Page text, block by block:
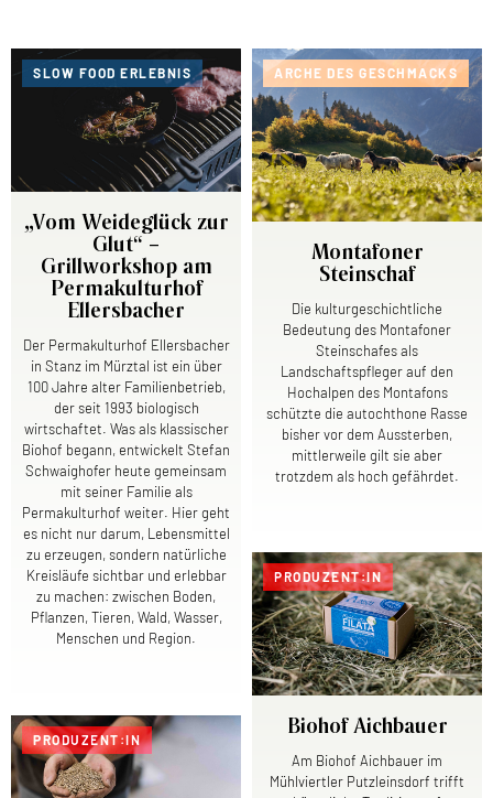
SLOW FOOD ERLEBNIS
„Vom Weideglück zur
Glut“ –
Grillworkshop am
Permakulturhof
Ellersbacher
Der Permakulturhof Ellersbacher
in Stanz im Mürztal ist ein über
100 Jahre alter Familienbetrieb,
der seit 1993 biologisch
wirtschaftet. Was als klassischer
Biohof begann, entwickelt Stefan
Schwaighofer heute gemeinsam
mit seiner Familie als
Permakulturhof weiter. Hier geht
es nicht nur darum, Lebensmittel
zu erzeugen, sondern natürliche
Kreisläufe sichtbar und erlebbar
zu machen: zwischen Boden,
Pflanzen, Tieren, Wald, Wasser,
Menschen und Region.
ARCHE DES GESCHMACKS
Montafoner
Steinschaf
Die kulturgeschichtliche
Bedeutung des Montafoner
Steinschafes als
Landschaftspfleger auf den
Hochalpen des Montafons
schützte die autochthone Rasse
bisher vor dem Aussterben,
mittlerweile gilt sie aber
trotzdem als hoch gefährdet.
PRODUZENT:IN
Biohof Aichbauer
Am Biohof Aichbauer im
Mühlviertler Putzleinsdorf trifft
PRODUZENT:IN